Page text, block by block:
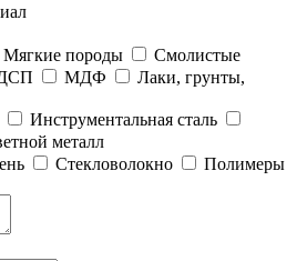
Мягкие породы
Смолистые
МДФ
Лаки, грунты,
Инструментальная сталь
металл
Стекловолокно
Полимеры